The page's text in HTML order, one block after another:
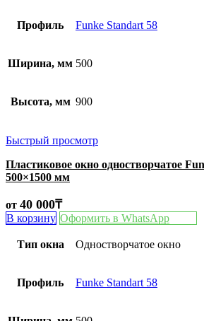
Профиль Funke Standart 58
Ширина, мм 500
Высота, мм 900
Быстрый просмотр
Пластиковое окно одностворчатое
500×1500 мм
от 40 000₸
В корзину Оформить в WhatsApp
Тип окна Одностворчатое окно
Профиль Funke Standart 58